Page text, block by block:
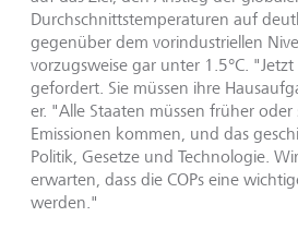
Durchschnittstemperaturen auf
gegenüber dem vorindustriellen
vorzugsweise gar unter 1.5°C.
gefordert. Sie müssen ihre
er. "Alle Staaten müssen früher
Emissionen kommen, und das
Politik, Gesetze und Technologie.
erwarten, dass die COPs eine
werden."